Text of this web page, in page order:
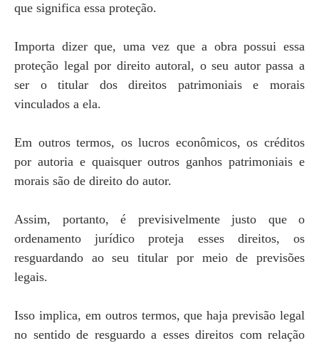
que significa essa proteção.
Importa dizer que, uma vez que a obra possui essa
proteção legal por direito autoral, o seu autor passa a
ser o titular dos direitos patrimoniais e morais
vinculados a ela.
Em outros termos, os lucros econômicos, os créditos
por autoria e quaisquer outros ganhos patrimoniais e
morais são de direito do autor.
Assim, portanto, é previsivelmente justo que o
ordenamento jurídico proteja esses direitos, os
resguardando ao seu titular por meio de previsões
legais.
Isso implica, em outros termos, que haja previsão legal
no sentido de resguardo a esses direitos com relação